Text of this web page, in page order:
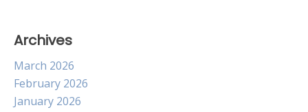
Archives
March 2026
February 2026
January 2026